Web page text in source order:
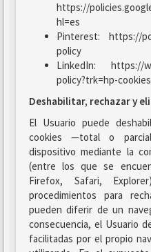
https://
hl=es
Pinterest: https://
policy
LinkedIn: https://
policy?trk=hp-cookies
Deshabilitar, rechazar y
El Usuario puede
cookies —total o
dispositivo mediante la
(entre los que se
Firefox, Safari,
procedimientos para
pueden diferir de un
consecuencia, el Usuario
facilitadas por el propio